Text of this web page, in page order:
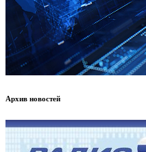
Архив новостей